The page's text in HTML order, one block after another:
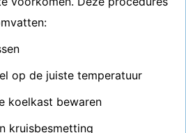
op de juiste temperatuur
koelkast bewaren
kruisbesmetting